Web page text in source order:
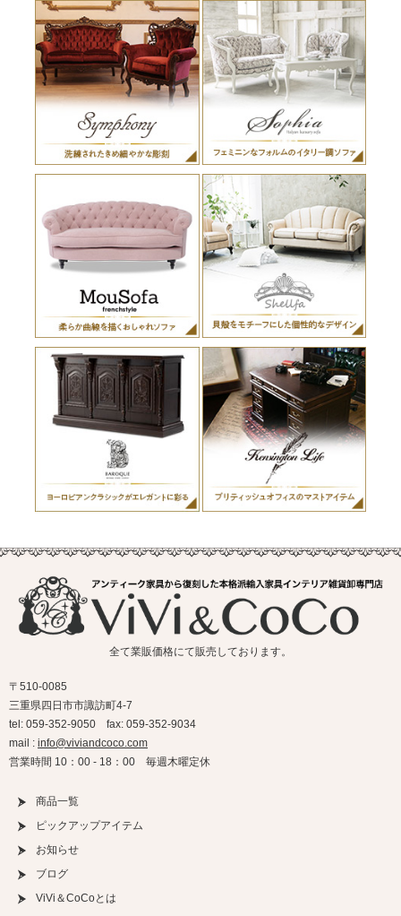
全て業販価格にて販売しております。
〒510-0085
三重県四日市市諏訪町4-7
tel: 059-352-9050 fax: 059-352-9034
mail : info@viviandcoco.com
営業時間 10：00 - 18：00 毎週木曜定休
商品一覧
ピックアップアイテム
お知らせ
ブログ
ViVi＆CoCoとは